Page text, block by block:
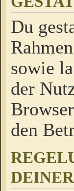
Du
sowie
der
den